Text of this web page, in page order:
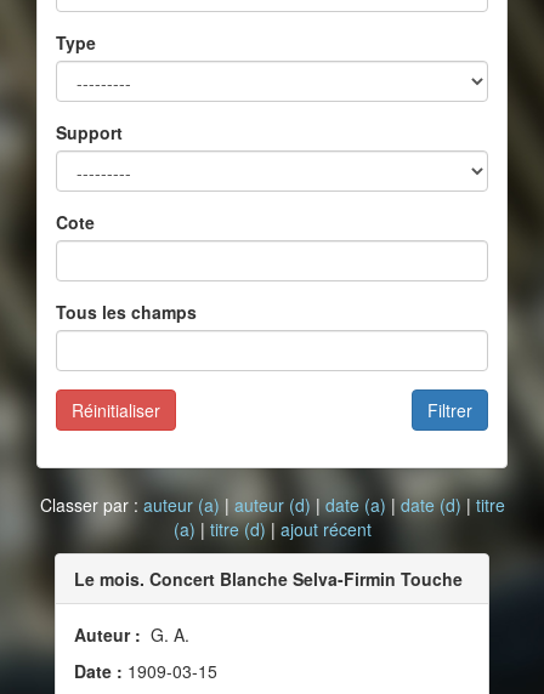
Type
Support
Cote
Tous les champs
Filtrer
Réinitialiser
Classer par : auteur (a) | auteur (d) | date (a) | date (d) | titre
(a) | titre (d) | ajout récent
Le mois. Concert Blanche Selva-Firmin Touche
Auteur : G. A.
Date : 1909-03-15